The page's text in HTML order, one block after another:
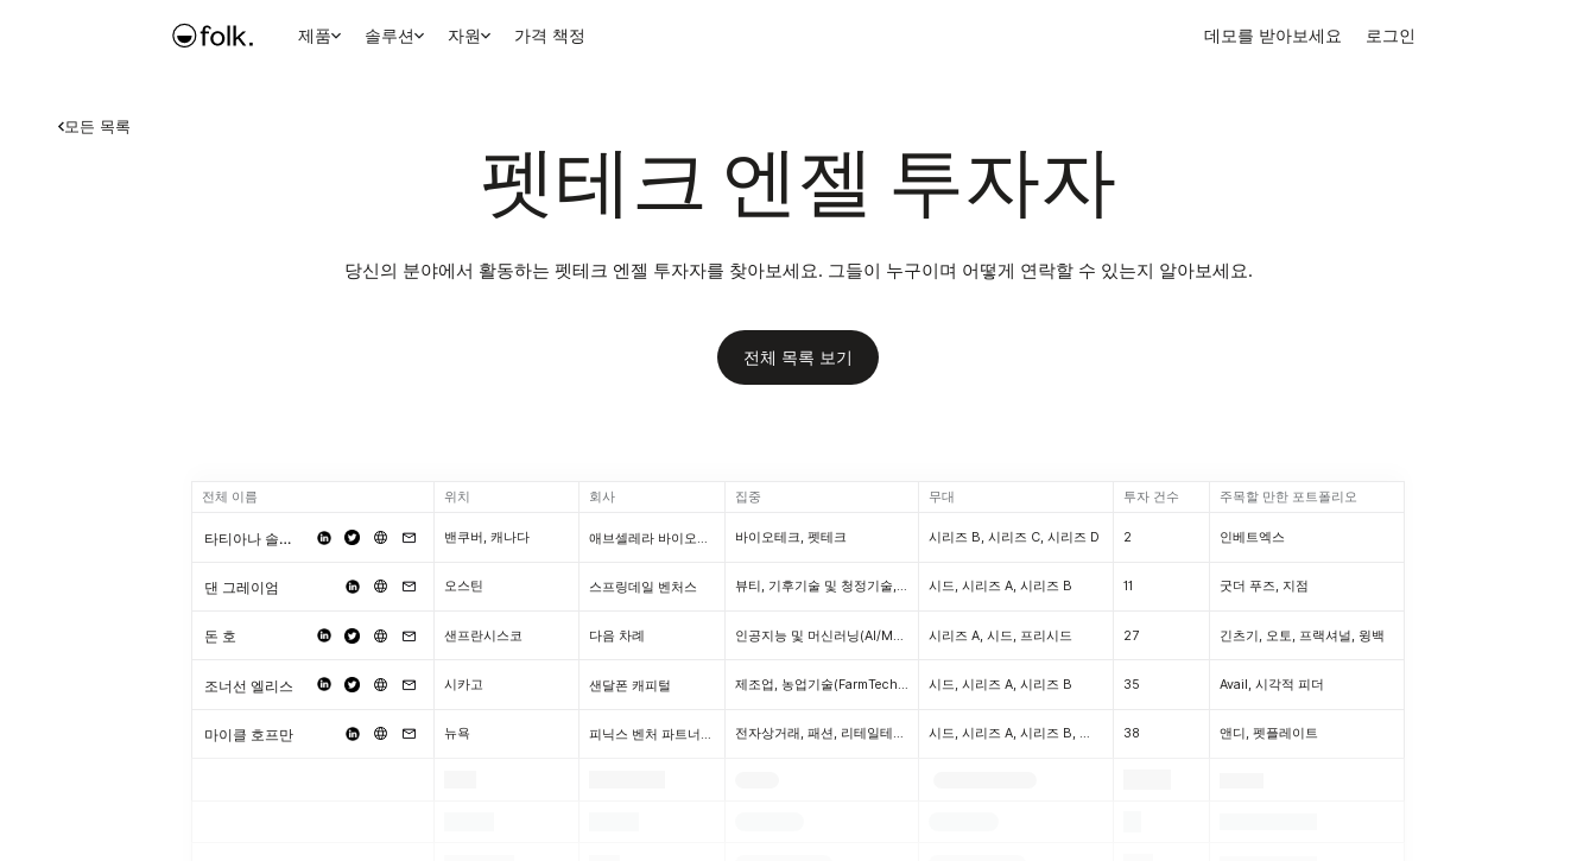
제품 솔루션 자원 가격 책정 데모를 받아보세요 로그인
모든 목록
펫테크 엔젤 투자자
당신의 분야에서 활동하는 펫테크 엔젤 투자자를 찾아보세요. 그들이 누구이며 어떻게 연락할 수 있는지 알아보세요.
전체 목록 보기
전체 이름 위치 회사 집중 무대 투자 건수 주목할 만한 포트폴리오
타티아나 솔리스 밴쿠버, 캐나다 애브셀레라 바이오로직스 바이오테크, 펫테크 시리즈 B, 시리즈 C, 시리즈 D 2 인베트엑스
댄 그레이엄 오스틴 스프링데일 벤처스 뷰티, 기후기술 및 청정기술, 교육기술, 여성기술, 헬스케어, 펫테크, 통신(TMT) 시드, 시리즈 A, 시리즈 B 11 굿더 푸즈, 지점
돈 호 샌프란시스코 다음 차례 인공지능 및 머신러닝(AI/ML), 바이오테크, 헬스케어, 정보기술, 사물인터넷(IoT), 앱, 펫테크, 소프트웨어, 엔터프라이즈, 인프라, SaaS 시리즈 A, 시드, 프리시드 27 긴츠기, 오토, 프랙셔널, 윙백
조너선 엘리스 시카고 샌달폰 캐피털 제조업, 농업기술(FarmTech), 인공지능 및 기계학습(AI/ML), 핀테크, 클라우드 기술, 건설 기술, 헬스케어, 전자상거래, 에드테크, e스포츠(게임), 레스토랑테크, HR 테크, 인프라, 인슈어테크, 사물인터넷(IoT), 법률 테크, 마케팅(마테크), 부동산테크, 펫테크, 로봇공학, SaaS, 우주기술, 공급망 기술, 통신(TMT) 시드, 시리즈 A, 시리즈 B 35 Avail, 시각적 피더
마이클 호프만 뉴욕 피닉스 벤처 파트너스 유한책임회사 전자상거래, 패션, 리테일테크, 소비자, 배송, 펫테크, SaaS 시드, 시리즈 A, 시리즈 B, 시리즈 C, 시리즈 D 38 앤디, 펫플레이트